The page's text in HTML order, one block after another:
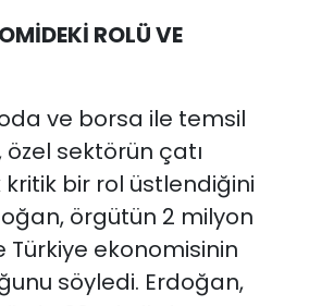
ROLÜ VE
oda ve borsa ile temsil
özel sektörün çatı
bir rol üstlendiğini
örgütün 2 milyon
Türkiye ekonomisinin
söyledi. Erdoğan,